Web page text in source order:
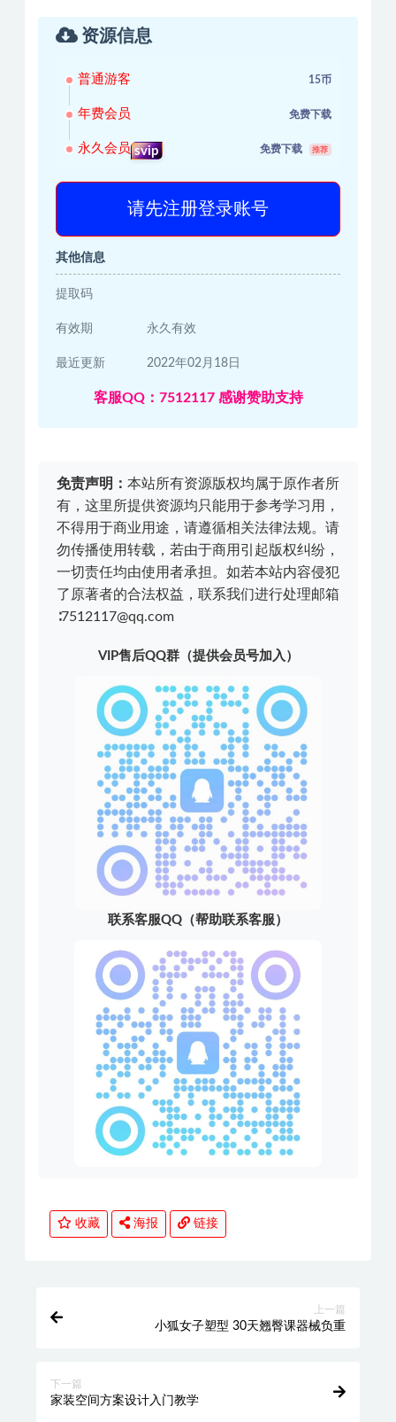
资源信息
普通游客 15币
年费会员 免费下载
永久会员 svip 免费下载 推荐
请先注册登录账号
其他信息
提取码
有效期 永久有效
最近更新 2022年02月18日
客服QQ：7512117 感谢赞助支持
免责声明： 本站所有资源版权均属于原作者所
有，这里所提供资源均只能用于参考学习用，
不得用于商业用途，请遵循相关法律法规。请
勿传播使用转载，若由于商用引起版权纠纷，
一切责任均由使用者承担。如若本站内容侵犯
了原著者的合法权益，联系我们进行处理邮箱
∶7512117@qq.com
VIP售后QQ群（提供会员号加入）
联系客服QQ（帮助联系客服）
收藏 海报 链接
上一篇
小狐女子塑型 30天翘臀课器械负重
下一篇
家装空间方案设计入门教学